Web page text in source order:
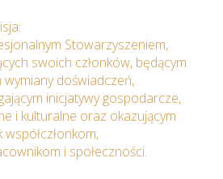
Stowarzyszeniem,
swoich członków, będącym
wymiany doświadczeń,
inicjatywy gospodarcze,
i kulturalne oraz okazującym
współczłonkom,
i społeczności.